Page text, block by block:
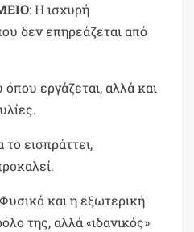
: Η ισχυρή
δεν επηρεάζεται από
εργάζεται, αλλά και
εισπράττει,
και η εξωτερική
της, αλλά «ιδανικός»